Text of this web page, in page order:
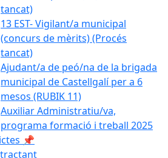
tancat)
13 EST- Vigilant/a municipal
(concurs de mèrits) (Procés
tancat)
Ajudant/a de peó/na de la brigada
municipal de Castellgalí per a 6
mesos (RUBIK 11)
Auxiliar Administratiu/va,
programa formació i treball 2025
📌